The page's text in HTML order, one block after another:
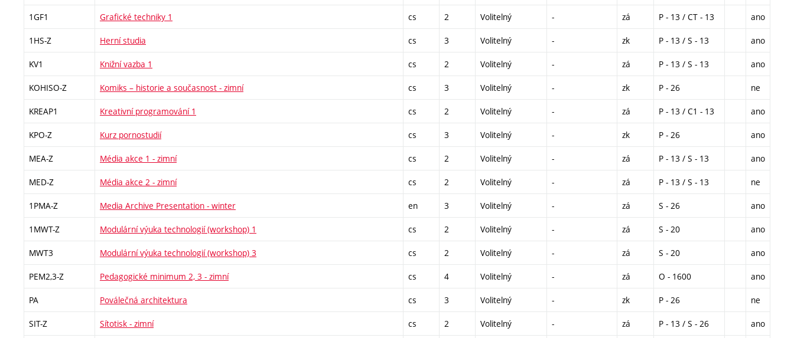
1GF1 Grafické techniky 1 cs 2 Volitelný - zá P - 13 / CT - 13 ano
1HS-Z Herní studia cs 3 Volitelný - zk P - 13 / S - 13 ano
KV1 Knižní vazba 1 cs 2 Volitelný - zá P - 13 / S - 13 ano
KOHISO-Z Komiks – historie a současnost - zimní cs 3 Volitelný - zk P - 26 ne
KREAP1 Kreativní programování 1 cs 2 Volitelný - zá P - 13 / C1 - 13 ano
KPO-Z Kurz pornostudií cs 3 Volitelný - zk P - 26 ano
MEA-Z Média akce 1 - zimní cs 2 Volitelný - zá P - 13 / S - 13 ano
MED-Z Média akce 2 - zimní cs 2 Volitelný - zá P - 13 / S - 13 ne
1PMA-Z Media Archive Presentation - winter en 3 Volitelný - zá S - 26 ano
1MWT-Z Modulární výuka technologií (workshop) 1 cs 2 Volitelný - zá S - 20 ano
MWT3 Modulární výuka technologií (workshop) 3 cs 2 Volitelný - zá S - 20 ano
PEM2,3-Z Pedagogické minimum 2, 3 - zimní cs 4 Volitelný - zá O - 1600 ano
PA Poválečná architektura cs 3 Volitelný - zk P - 26 ne
SIT-Z Sítotisk - zimní cs 2 Volitelný - zá P - 13 / S - 26 ano